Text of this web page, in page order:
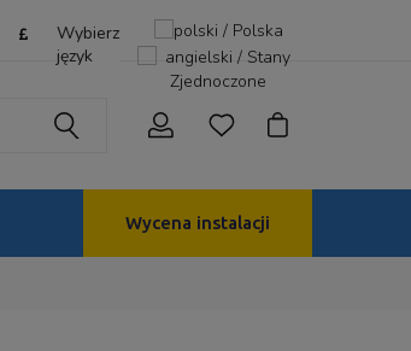
Wybierz
język
Wycena instalacji